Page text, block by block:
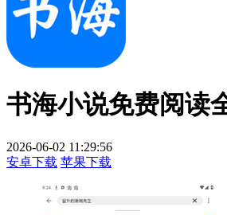
书海小说免费阅读
2026-06-02 11:29:56
安卓下载 苹果下载